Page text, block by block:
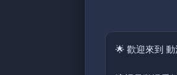
🌟 歡迎來到